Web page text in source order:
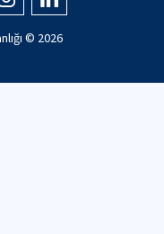
© 2026